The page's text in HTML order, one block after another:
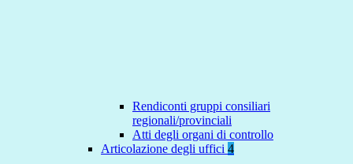
Rendiconti gruppi consiliari
regionali/provinciali
Atti degli organi di controllo
Articolazione degli uffici 4